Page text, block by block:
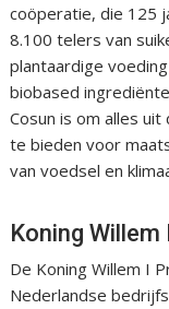
coöperatie, die 125
8.100 telers van
plantaardige
biobased
Cosun is om alles
te bieden voor
van voedsel en
Koning Willem
De Koning Willem I
Nederlandse